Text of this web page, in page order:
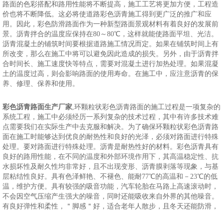
路面的色彩搭配和路用性能将不断提高，施工工艺将更加方便，工程造
价也将不断降低。这必将使道路彩色沥青施工得到更广泛的推广和应
用。因此，彩色防滑路面作为一种新型路面景观材料有着良好的发展前
景。沥青拌合的温度应保持在80～80℃，这样就能使路面平坦、光洁。
沥青混凝土的铺筑时间要根据道路施工情况而定。如果在铺筑时间上有
所改变，那么在施工中将可以避免因此造成的损失。另外，由于沥青拌
合时间长、施工速度快等特点，需要对混凝土进行加热处理。如果混凝
土的温度过高，则会影响路面的使用寿命。在施工中，应注意沥青的保
养、修理、保养和使用。
彩色沥青路面生产厂家,环颗粒状彩色沥青路面的施工过程是一项复杂的
系统工程，施工中必须经历一系列复杂的技术过程，其中有许多技术难
点需要我们在实际生产中去克服和解决。为了确保环颗粒状彩色沥青路
面在施工时能够达到优良的耐热性和良好的光泽，必须对路面进行特殊
处理。要对路面进行特殊处理。沥青是耐热性好的材料。彩色沥青具有
良好的路用性能，在不同的温度和外部环境作用下，其高温稳定性、抗
水损坏性及耐久性均非常好，且不出现变形、沥青膜剥落等现象，与基
层粘结性良好。具有色泽鲜艳、不褪色、能耐77℃的高温和－23℃的低
温，维护方便。具有较强的吸音功能，汽车轮胎在马路上高速滚动时，
不会因空气压缩产生强大的噪音，同时还能吸收来自外界的其他噪音。
有良好弹性和柔性，＂脚感＂好，适合老年人散步，且冬天还能防滑，